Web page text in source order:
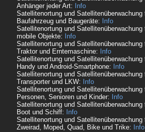
Anhänger jeder Art:
Info
Satellitenortung und
Baufahrzeug und Baugeräte:
Info
Satellitenortung und Satellitenüberwachung
mobile Objekte:
Info
Satellitenortung und Satellitenüberwachung
Traktor und Erntemaschine:
Info
Satellitenortung und Satellitenüberwachung
Handy und Android-Smartphone:
Info
Satellitenortung und Satellitenüberwachung
Transporter und LKW:
Info
Satellitenortung und Satellitenüberwachung
Personen, Senioren und Kinder:
Info
Satellitenortung und
Boot und Schiff:
Info
Satellitenortung und Satellitenüberwachung
Zweirad, Moped, Quad, Bike und Trike:
Info